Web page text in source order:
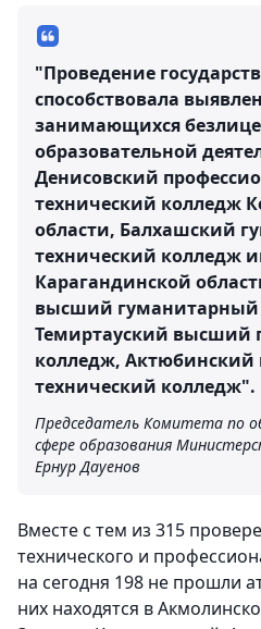
"Проведение
способствовала
занимающихся
образовательной
Денисовский
технический колледж
области, Балхашский
технический колледж
Карагандинской
высший гуманитарный
Темиртауский высший
колледж, Актюбинский
технический колледж".
Председатель Комитета по
сфере образования
Ернур Дауенов
Вместе с тем из 315
технического и
на сегодня 198 не прошли
них находятся в